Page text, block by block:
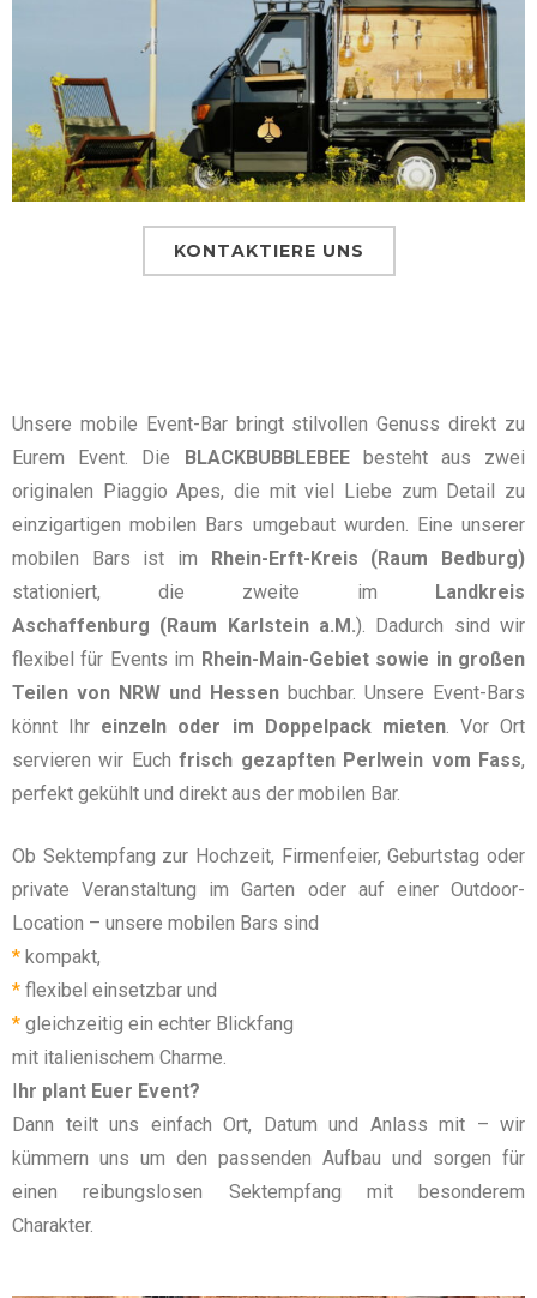
KONTAKTIERE UNS
Unsere mobile Event-Bar bringt stilvollen Genuss direkt zu
Eurem Event. Die BLACKBUBBLEBEEbesteht aus zwei
originalen Piaggio Apes, die mit viel Liebe zum Detail zu
einzigartigen mobilen Bars umgebaut wurden. Eine unserer
mobilen Bars ist im Rhein-Erft-Kreis (Raum Bedburg)
stationiert, die zweite im Landkreis
Aschaffenburg (Raum Karlstein a.M.). Dadurch sind wir
flexibel für Events im Rhein-Main-Gebiet sowie in großen
Teilen von NRW und Hessen buchbar. Unsere Event-Bars
könnt Ihr einzeln oder im Doppelpack mieten. Vor Ort
servieren wir Euchfrisch gezapften Perlwein vom Fass,
perfekt gekühlt und direkt aus der mobilen Bar.
Ob Sektempfang zur Hochzeit, Firmenfeier, Geburtstag oder
private Veranstaltung im Garten oder auf einer Outdoor-
Location – unsere mobilen Bars sind
* kompakt,
* flexibel einsetzbar und
* gleichzeitig ein echter Blickfang
mit italienischem Charme.
Ihr plant Euer Event?
Dann teilt uns einfach Ort, Datum und Anlass mit – wir
kümmern uns um den passenden Aufbau und sorgen für
einen reibungslosen Sektempfang mit besonderem
Charakter.